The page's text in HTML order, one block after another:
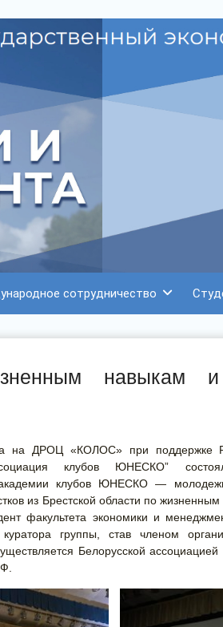
сотрудничество
навыкам
на ДРОЦ «КОЛОС» при поддержке
клубов ЮНЕСКО”
клубов ЮНЕСКО —
из Брестской области по
факультета экономики и
группы, став членом
Белорусской